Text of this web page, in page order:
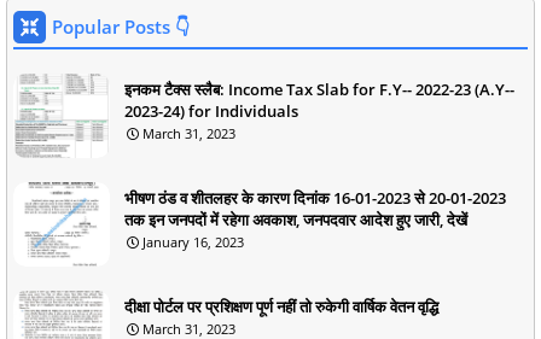
Popular Posts 👇
इनकम टैक्स स्लैब: Income Tax Slab for F.Y-- 2022-23 (A.Y--
2023-24) for Individuals
March 31, 2023
भीषण ठंड व शीतलहर के कारण दिनांक 16-01-2023 से 20-01-2023
तक इन जनपदों में रहेगा अवकाश, जनपदवार आदेश हुए जारी, देखें
January 16, 2023
दीक्षा पोर्टल पर प्रशिक्षण पूर्ण नहीं तो रुकेगी वार्षिक वेतन वृद्धि
March 31, 2023